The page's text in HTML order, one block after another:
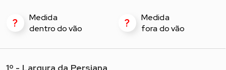
?
Medida
dentro do vão
?
Medida
fora do vão
1º - Selecione a Largura*
1º - Largura da Persiana